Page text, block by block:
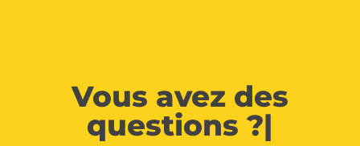
Vous avez des
questions ?|